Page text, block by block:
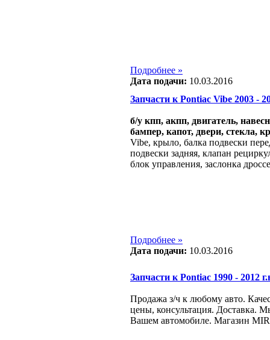
Подробнее »
Дата подачи: 10.03.2016
Запчасти к Pontiac Vibe 2003 -
б/у кпп, акпп, двигатель,
бампер, капот, двери, стекла,
Vibe, крыло, балка подвески
подвески задняя, клапан
блок управления, заслонка
Подробнее »
Дата подачи: 10.03.2016
Запчасти к Pontiac 1990 - 2012
Продажа з/ч к любому авто.
цены, консультация. Доставка.
Вашем автомобиле. Магазин